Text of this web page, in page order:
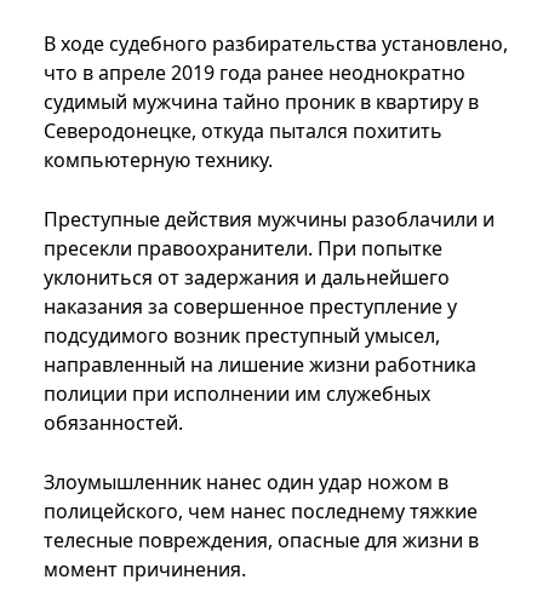
В ходе судебного разбирательства установлено,
что в апреле 2019 года ранее неоднократно
судимый мужчина тайно проник в квартиру в
Северодонецке, откуда пытался похитить
компьютерную технику.
Преступные действия мужчины разоблачили и
пресекли правоохранители. При попытке
уклониться от задержания и дальнейшего
наказания за совершенное преступление у
подсудимого возник преступный умысел,
направленный на лишение жизни работника
полиции при исполнении им служебных
обязанностей.
Злоумышленник нанес один удар ножом в
полицейского, чем нанес последнему тяжкие
телесные повреждения, опасные для жизни в
момент причинения.